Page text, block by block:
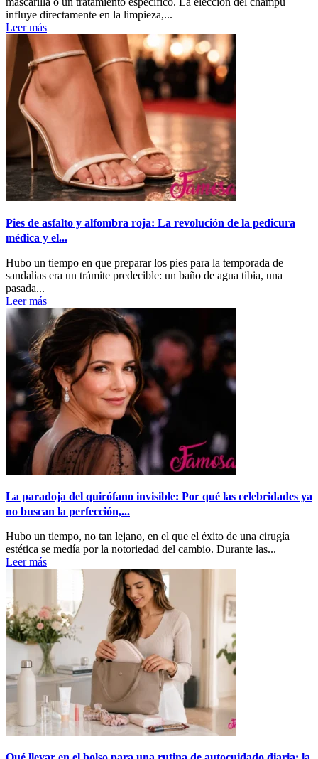
influye directamente en la limpieza,...
Leer más
Pies de asfalto y alfombra roja: La revolución de la pedicura
médica y el...
Hubo un tiempo en que preparar los pies para la temporada de
sandalias era un trámite predecible: un baño de agua tibia, una
pasada...
Leer más
La paradoja del quirófano invisible: Por qué las celebridades ya
no buscan la perfección,...
Hubo un tiempo, no tan lejano, en el que el éxito de una cirugía
estética se medía por la notoriedad del cambio. Durante las...
Leer más